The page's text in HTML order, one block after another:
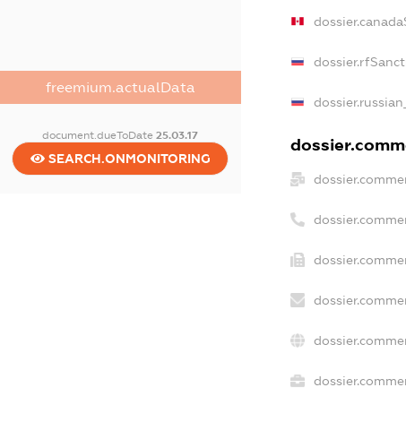
freemium.actualData
document.dueToDate25.03.17
SEARCH.ONMONITORING